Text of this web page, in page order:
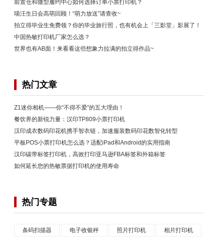
前置仓和微型履约中心如何选择订单小票打印机？
喵汪生日会高萌回顾！“萌力放送”请查收~
拍立得毕业生免费领？你的毕业旅行照，也有机会上「三影堂」影展了！
中国热敏打印机厂家怎么选？
世界也有AB面！来看看这些想象力拉满的拍立得作品~
热门文章
Z1迷你相机——你“不得不爱”的五大理由！
餐饮界的新锐力量：汉印TP809小票打印机
汉印成衣数码印花机携手智衣链，加速服装数码印花数智化转型
平板POS小票打印机怎么选？适配iPad和Android的实用指南
汉印碳带标签打印机，高效打印亚马逊FBA标签和外箱标签
如何延长您的热敏票据打印机的使用寿命
热门专题
条码扫描器 电子收银秤 照片打印机 相片打印机